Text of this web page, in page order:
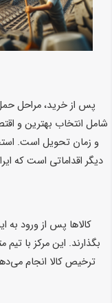
پس از خرید، مراحل
شامل انتخاب بهترین و
و زمان تحویل است.
دیگر اقداماتی است که
کالاها پس از ورود
بگذارند. این مرکز با
ترخیص کالا انجام